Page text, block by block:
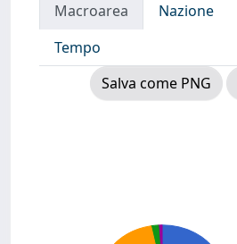
Macroarea Nazione
Tempo
Salva come PNG